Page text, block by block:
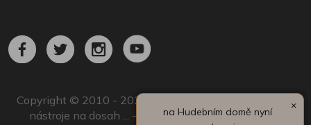
Copyright © 2010 - 2024 by Hudební dům.cz | Hudební
nástroje na dosah ... - Všechna práva vyhrazena. |
×
na Hudebním domě nyní